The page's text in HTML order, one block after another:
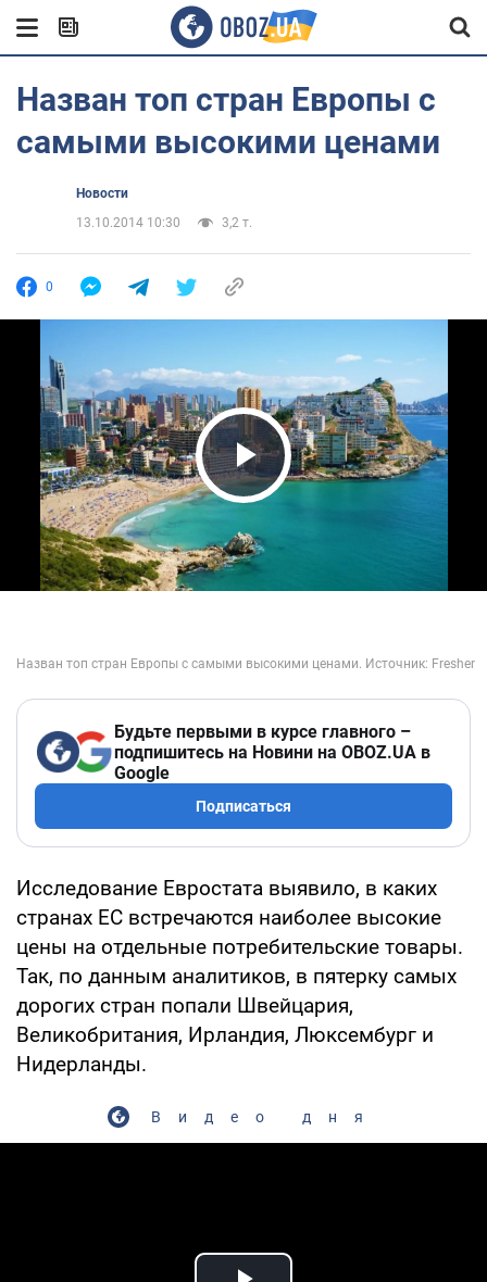
Назван топ стран Европы с
самыми высокими ценами
Новости
13.10.2014 10:30
3,2 т.
0
Play Video
Будьте первыми в курсе главного –
подпишитесь на Новини на OBOZ.UA в
Google
Подписаться
Исследование Евростата выявило, в каких
странах ЕС встречаются наиболее высокие
цены на отдельные потребительские товары.
Так, по данным аналитиков, в пятерку самых
дорогих стран попали Швейцария,
Великобритания, Ирландия, Люксембург и
Нидерланды.
Видео дня